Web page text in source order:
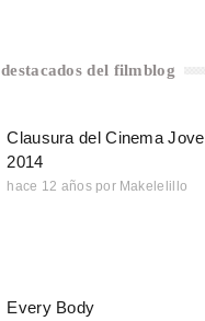
del filmblog
Clausura del Cinema Jove
2014
hace 12 años por Makelelillo
Every Body